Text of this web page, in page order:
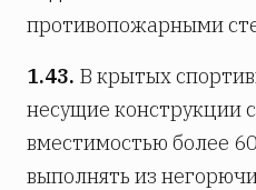
противопожарными
1.43. В крытых
несущие конструкции
вместимостью более
выполнять из